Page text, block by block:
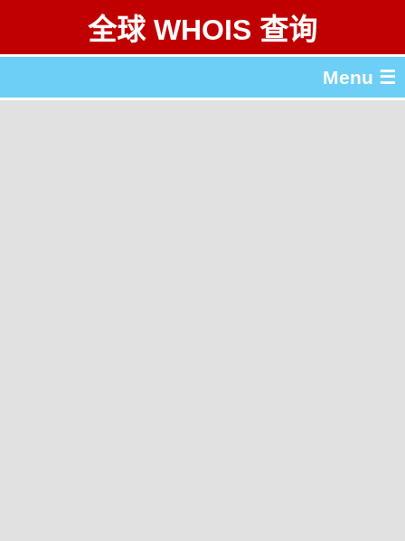
全球 WHOIS 查询
Menu ☰